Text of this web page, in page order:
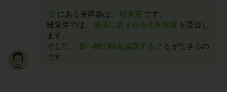
舌 にある受容器は、 味覚芽 です。
味覚芽では、
液体に含まれる化学物質 を受容し
ます。
そして、
食べ物の味を認識する ことができるの
です。